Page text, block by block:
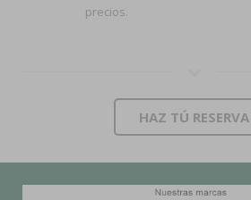
precios.
HAZ TÚ RESERVA